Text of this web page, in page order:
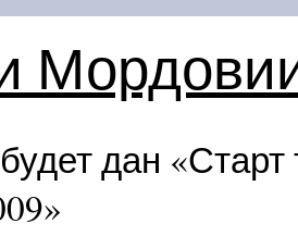
дан «Старт